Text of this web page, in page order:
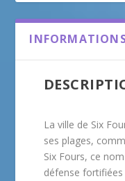
La ville de Six
ses plages,
Six Fours, ce
défense fortifiées